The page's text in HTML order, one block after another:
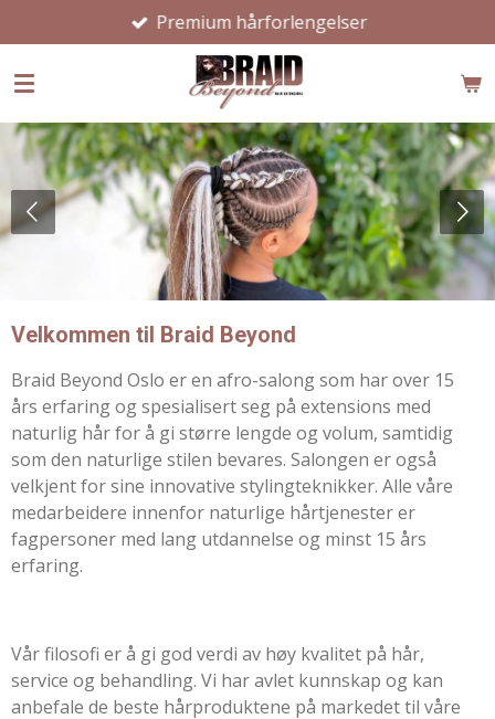
til
hovedinnhold
Premium hårforlengelser
Velkommen til Braid Beyond
Braid Beyond Oslo er en afro-salong som har over 15
års erfaring og spesialisert seg på extensions med
naturlig hår for å gi større lengde og volum, samtidig
som den naturlige stilen bevares. Salongen er også
velkjent for sine innovative stylingteknikker. Alle våre
medarbeidere innenfor naturlige hårtjenester er
fagpersoner med lang utdannelse og minst 15 års
erfaring.
Vår filosofi er å gi god verdi av høy kvalitet på hår,
service og behandling. Vi har avlet kunnskap og kan
anbefale de beste hårproduktene på markedet til våre